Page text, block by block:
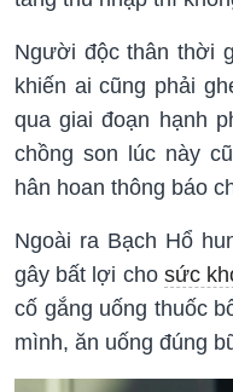
Người độc thân thời
khiến ai cũng phải
qua giai đoạn hạnh
chồng son lúc này
hân hoan thông báo
Ngoài ra Bạch Hổ
gây bất lợi cho sức
cố gắng uống thuốc
mình, ăn uống đúng